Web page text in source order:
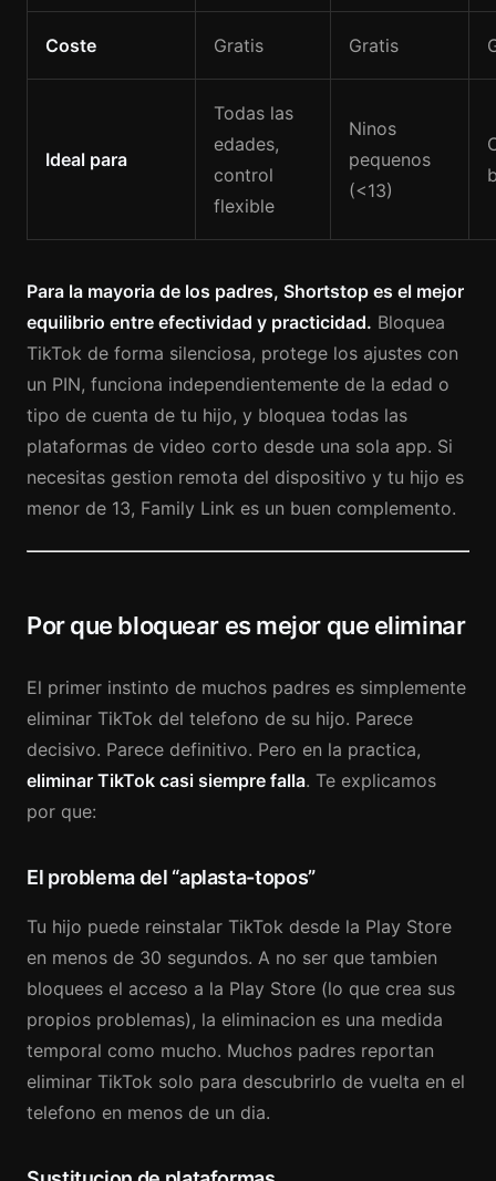
Coste Gratis Gratis
Ideal para
Todas las
edades,
control
flexible
Ninos
pequenos
(<13)
Para la mayoria de los padres, Shortstop es el mejor
equilibrio entre efectividad y practicidad. Bloquea
TikTok de forma silenciosa, protege los ajustes con
un PIN, funciona independientemente de la edad o
tipo de cuenta de tu hijo, y bloquea todas las
plataformas de video corto desde una sola app. Si
necesitas gestion remota del dispositivo y tu hijo es
menor de 13, Family Link es un buen complemento.
Por que bloquear es mejor que eliminar
El primer instinto de muchos padres es simplemente
eliminar TikTok del telefono de su hijo. Parece
decisivo. Parece definitivo. Pero en la practica,
eliminar TikTok casi siempre falla. Te explicamos
por que:
El problema del “aplasta-topos”
Tu hijo puede reinstalar TikTok desde la Play Store
en menos de 30 segundos. A no ser que tambien
bloquees el acceso a la Play Store (lo que crea sus
propios problemas), la eliminacion es una medida
temporal como mucho. Muchos padres reportan
eliminar TikTok solo para descubrirlo de vuelta en el
telefono en menos de un dia.